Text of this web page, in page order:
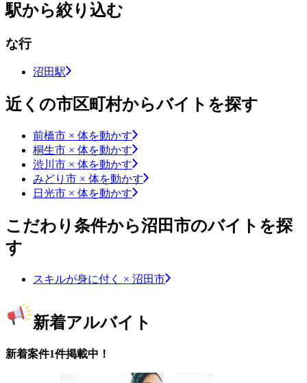
駅から絞り込む
な行
沼田駅
近くの市区町村からバイトを探す
前橋市 × 体を動かす
桐生市 × 体を動かす
渋川市 × 体を動かす
みどり市 × 体を動かす
日光市 × 体を動かす
こだわり条件から沼田市のバイトを探
す
スキルが身に付く × 沼田市
新着アルバイト
新着案件1件掲載中！